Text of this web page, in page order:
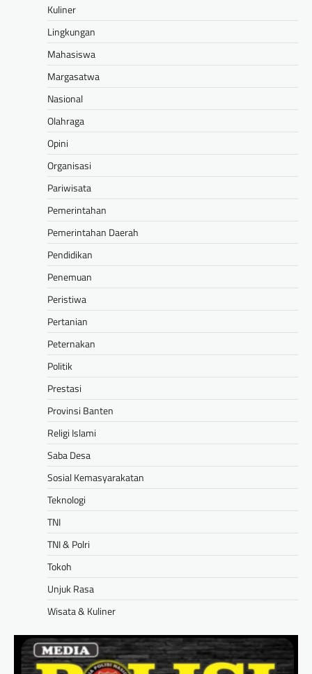
Kuliner
Lingkungan
Mahasiswa
Margasatwa
Nasional
Olahraga
Opini
Organisasi
Pariwisata
Pemerintahan
Pemerintahan Daerah
Pendidikan
Penemuan
Peristiwa
Pertanian
Peternakan
Politik
Prestasi
Provinsi Banten
Religi Islami
Saba Desa
Sosial Kemasyarakatan
Teknologi
TNI
TNI & Polri
Tokoh
Unjuk Rasa
Wisata & Kuliner